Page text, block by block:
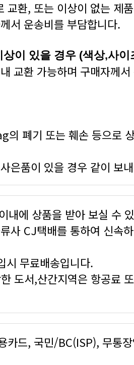
서 운송비를 부담합니다.
상이 있을 경우 (색상,사
은품이 있을 경우 같이 보
내에 상품을 받아 보실 수
시 무료배송입니다.